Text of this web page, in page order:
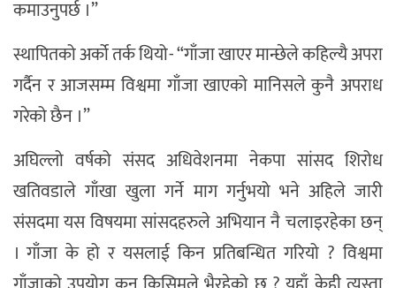
कमाउनुपर्छ ।”
स्थापितको अर्को तर्क थियो- “गाँजा खाएर मान्छेले कहिल्यै अपरा
गर्दैन र आजसम्म विश्वमा गाँजा खाएको मानिसले कुनै अपराध
गरेको छैन ।”
अघिल्लो वर्षको संसद अधिवेशनमा नेकपा सांसद शिरोध
खतिवडाले गाँखा खुला गर्ने माग गर्नुभयो भने अहिले जारी
संसदमा यस विषयमा सांसदहरुले अभियान नै चलाइरहेका छन्
। गाँजा के हो र यसलाई किन प्रतिबन्धित गरियो ? विश्वमा